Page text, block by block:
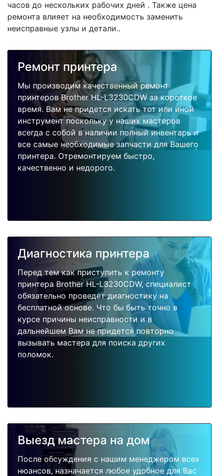
часов до нескольких рабочих дней . Также цена
ремонта влияет на необходимость заменить
неисправные узлы и детали..
Ремонт принтера
Мы производим качественный ремонт
принтеров Brother HL-L3230CDW за короткое
время. Вам не придется искать тот или иной
инструмент поскольку у наших мастеров
всегда с собой в наличии полный инвентарь и
все самые необходимые запчасти для Вашего
принтера. Отремонтируем быстро,
качественно и недорого.
Диагностика принтера
Перед тем как приступить к ремонту
принтера Brother HL-L3230CDW, специалист
обязательно проведет диагностику на
бесплатной основе. Что бы быть точно в
курсе причины неисправности и в
дальнейшем Вам не придется повторно
вызывать мастера для поиска других
поломок.
Выезд мастера на дом
После обсуждения с нашим менеджером всех
нюансов, назначается любое удобное для Вас